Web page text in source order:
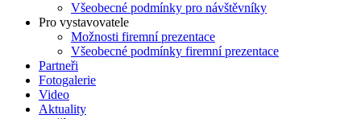
Všeobecné podmínky pro návštěvníky
Pro vystavovatele
Možnosti firemní prezentace
Všeobecné podmínky firemní prezentace
Partneři
Fotogalerie
Video
Aktuality